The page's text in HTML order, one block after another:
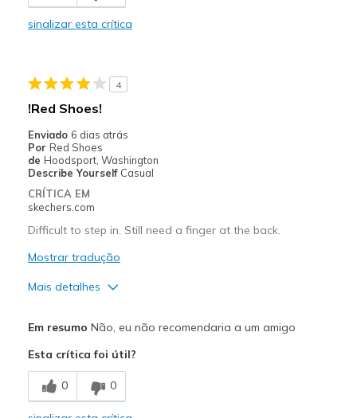
Melhores utilizações
Casual Wear
Sizing
View On Shoes
sinalizar esta crítica
4
!Red Shoes!
Enviado 6 dias atrás
Por Red Shoes
de Hoodsport, Washington
Describe Yourself Casual
CRÍTICA EM
skechers.com
Difficult to step in. Still need a finger at the back.
Mostrar tradução
Mais detalhes
Stylish
Contras
Em resumo Não, eu não recomendaria a um amigo
Esta crítica foi útil?
0 0